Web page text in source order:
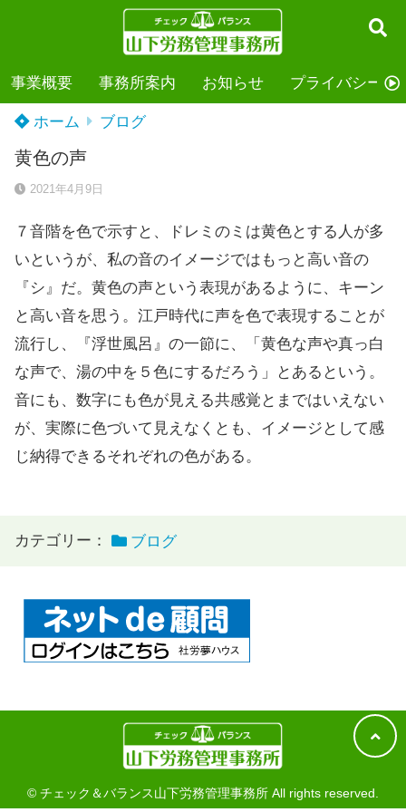
事業概要 事務所案内 お知らせ プライバシーポ
ホーム ブログ
黄色の声
2021年4月9日
７音階を色で示すと、ドレミのミは黄色とする人が多
いというが、私の音のイメージではもっと高い音の
『シ』だ。黄色の声という表現があるように、キーン
と高い音を思う。江戸時代に声を色で表現することが
流行し、『浮世風呂』の一節に、「黄色な声や真っ白
な声で、湯の中を５色にするだろう」とあるという。
音にも、数字にも色が見える共感覚とまではいえない
が、実際に色づいて見えなくとも、イメージとして感
じ納得できるそれぞれの色がある。
カテゴリー： ブログ
© チェック＆バランス山下労務管理事務所 All rights reserved.